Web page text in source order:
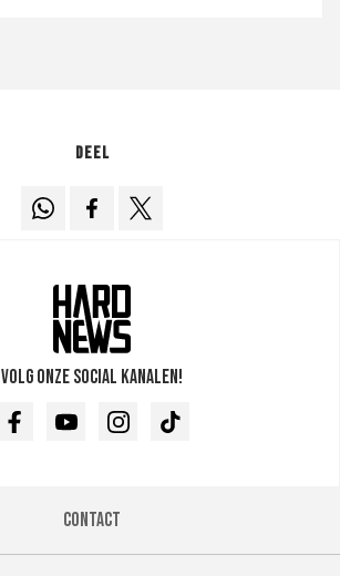
Deel
Volg onze social kanalen!
FacebookYoutubeInstagramTikTok
Contact